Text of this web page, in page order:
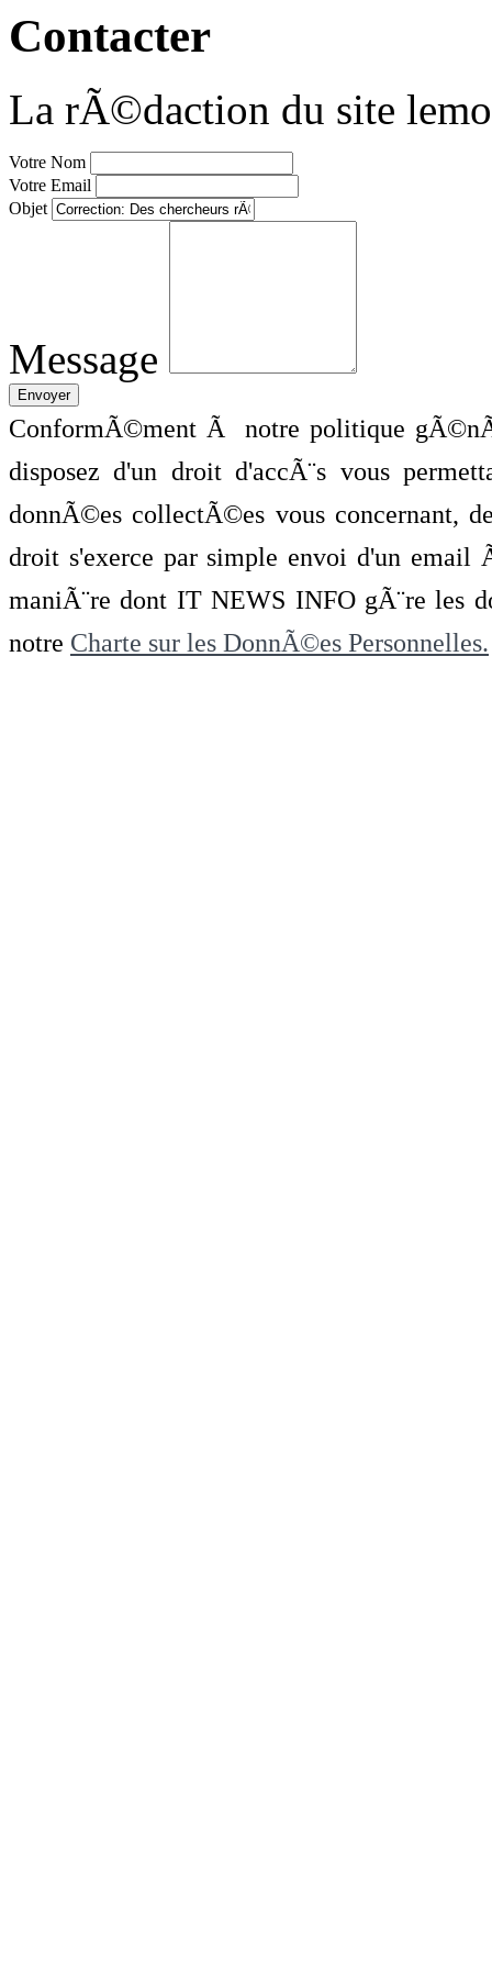
Contacter
La rÃ©daction du site
Votre Nom
Votre Email
Objet
Message
ConformÃ©ment Ã notre politique
disposez d'un droit d'accÃ¨s vous
donnÃ©es collectÃ©es vous concernant,
droit s'exerce par simple envoi d'un
maniÃ¨re dont IT NEWS INFO gÃ¨re les
notre Charte sur les DonnÃ©es Personnelles.